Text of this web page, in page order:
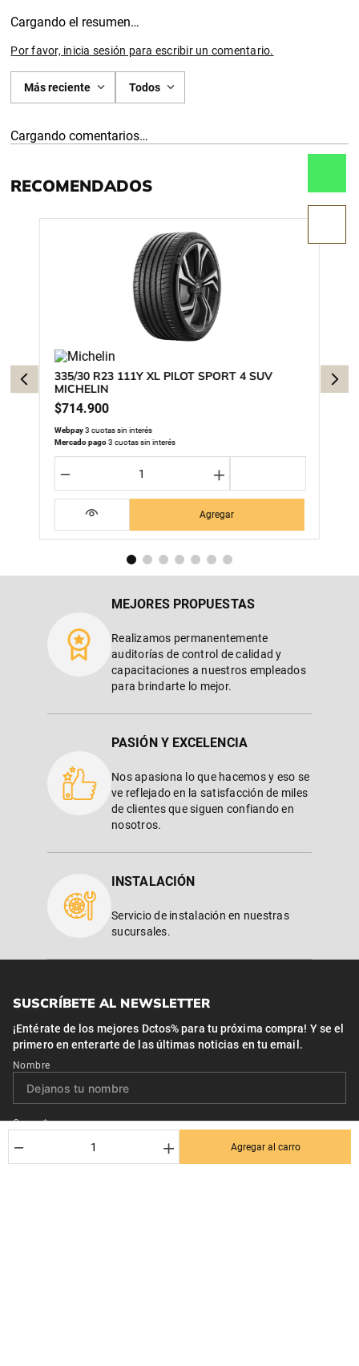
＋
－ Agregar al carro
Cargando el resumen…
Por favor, inicia sesión para escribir un comentario.
Más reciente Todos
Cargando comentarios…
RECOMENDADOS
335/30 R23 111Y XL PILOT SPORT 4 SUV
MICHELIN
$714.900
Webpay3 cuotas sin interés
Mercado pago3 cuotas sin interés
＋
－
Agregar
MEJORES PROPUESTAS
Realizamos permanentemente
auditorías de control de calidad y
capacitaciones a nuestros empleados
para brindarte lo mejor.
PASIÓN Y EXCELENCIA
Nos apasiona lo que hacemos y eso se
ve reflejado en la satisfacción de miles
de clientes que siguen confiando en
nosotros.
INSTALACIÓN
Servicio de instalación en nuestras
sucursales.
SUSCRÍBETE AL NEWSLETTER
¡Entérate de los mejores Dctos% para tu próxima compra! Y se el
primero en enterarte de las últimas noticias en tu email.
Nombre
Correo*